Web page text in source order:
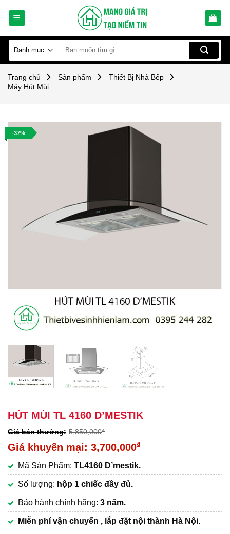
kiếm:
Trang chủ Sản phẩm
Thiết Bị Nhà Bếp
Máy Hút Mùi
-37%
HÚT MÙI TL 4160 D’MESTIK
5,850,000₫
Giá
là:
5,850,000₫.
3,700,000₫
hiện
tại
là:
3,700,000₫.
Mã Sản Phẩm: TL4160 D’mestik.
Số lượng: hộp 1 chiếc đầy đủ.
Bảo hành chính hãng: 3 năm.
Miễn phí vận chuyển , lắp đặt nội thành Hà Nội.